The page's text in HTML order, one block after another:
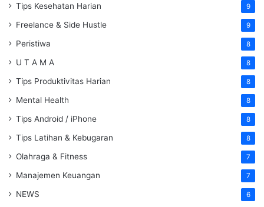
Tips Kesehatan Harian 9
Freelance & Side Hustle 9
Peristiwa 8
U T A M A 8
Tips Produktivitas Harian 8
Mental Health 8
Tips Android / iPhone 8
Tips Latihan & Kebugaran 8
Olahraga & Fitness 7
Manajemen Keuangan 7
NEWS 6